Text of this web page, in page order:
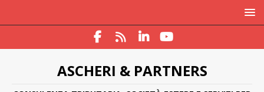
ASCHERI & PARTNERS